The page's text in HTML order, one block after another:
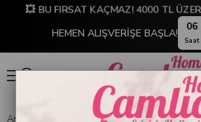
💥 BU FIRSAT KAÇMAZ! 4000 TL
HEMEN ALIŞVERİŞE BAŞLA!
06
Saat
Anasayfa DEKORASYON Tablolar 50 x